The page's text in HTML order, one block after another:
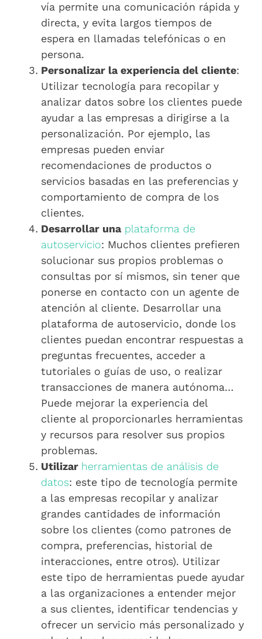
vía permite una comunicación rápida y
directa, y evita largos tiempos de
espera en llamadas telefónicas o en
persona.
Personalizar la experiencia del cliente:
Utilizar tecnología para recopilar y
analizar datos sobre los clientes puede
ayudar a las empresas a dirigirse a la
personalización. Por ejemplo, las
empresas pueden enviar
recomendaciones de productos o
servicios basadas en las preferencias y
comportamiento de compra de los
clientes.
Desarrollar unaplataforma de
autoservicio: Muchos clientes prefieren
solucionar sus propios problemas o
consultas por sí mismos, sin tener que
ponerse en contacto con un agente de
atención al cliente. Desarrollar una
plataforma de autoservicio, donde los
clientes puedan encontrar respuestas a
preguntas frecuentes, acceder a
tutoriales o guías de uso, o realizar
transacciones de manera autónoma…
Puede mejorar la experiencia del
cliente al proporcionarles herramientas
y recursos para resolver sus propios
problemas.
Utilizar herramientas de análisis de
datos: este tipo de tecnología permite
a las empresas recopilar y analizar
grandes cantidades de información
sobre los clientes (como patrones de
compra, preferencias, historial de
interacciones, entre otros). Utilizar
este tipo de herramientas puede ayudar
a las organizaciones a entender mejor
a sus clientes, identificar tendencias y
ofrecer un servicio más personalizado y